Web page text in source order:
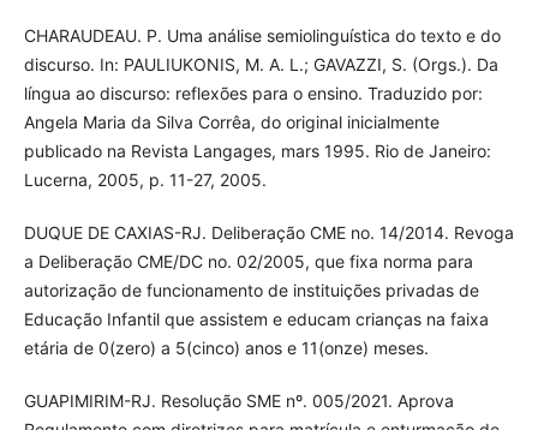
CHARAUDEAU. P. Uma análise semiolinguística do texto e do
discurso. In: PAULIUKONIS, M. A. L.; GAVAZZI, S. (Orgs.). Da
língua ao discurso: reflexões para o ensino. Traduzido por:
Angela Maria da Silva Corrêa, do original inicialmente
publicado na Revista Langages, mars 1995. Rio de Janeiro:
Lucerna, 2005, p. 11-27, 2005.
DUQUE DE CAXIAS-RJ. Deliberação CME no. 14/2014. Revoga
a Deliberação CME/DC no. 02/2005, que fixa norma para
autorização de funcionamento de instituições privadas de
Educação Infantil que assistem e educam crianças na faixa
etária de 0(zero) a 5(cinco) anos e 11(onze) meses.
GUAPIMIRIM-RJ. Resolução SME nº. 005/2021. Aprova